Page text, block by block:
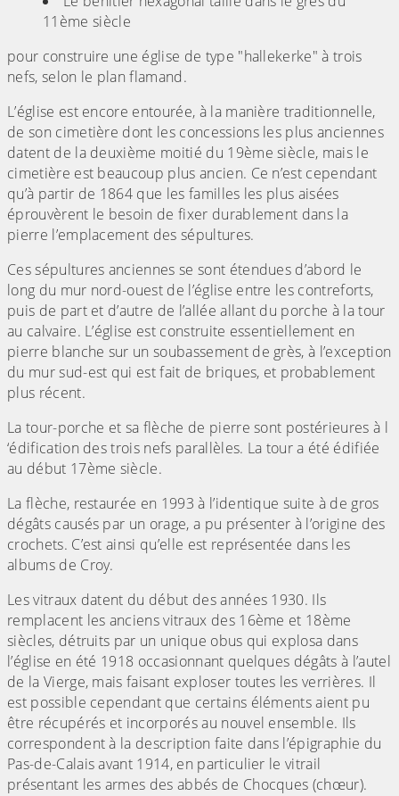
11ème siècle
pour construire une église de type "hallekerke" à trois
nefs, selon le plan flamand.
L’église est encore entourée, à la manière traditionnelle,
de son cimetière dont les concessions les plus anciennes
datent de la deuxième moitié du 19ème siècle, mais le
cimetière est beaucoup plus ancien. Ce n’est cependant
qu’à partir de 1864 que les familles les plus aisées
éprouvèrent le besoin de fixer durablement dans la
pierre l’emplacement des sépultures.
Ces sépultures anciennes se sont étendues d’abord le
long du mur nord-ouest de l’église entre les contreforts,
puis de part et d’autre de l’allée allant du porche à la tour
au calvaire. L’église est construite essentiellement en
pierre blanche sur un soubassement de grès, à l’exception
du mur sud-est qui est fait de briques, et probablement
plus récent.
La tour-porche et sa flèche de pierre sont postérieures à l
‘édification des trois nefs parallèles. La tour a été édifiée
au début 17ème siècle.
La flèche, restaurée en 1993 à l’identique suite à de gros
dégâts causés par un orage, a pu présenter à l’origine des
crochets. C’est ainsi qu’elle est représentée dans les
albums de Croy.
Les vitraux datent du début des années 1930. Ils
remplacent les anciens vitraux des 16ème et 18ème
siècles, détruits par un unique obus qui explosa dans
l’église en été 1918 occasionnant quelques dégâts à l’autel
de la Vierge, mais faisant exploser toutes les verrières. Il
est possible cependant que certains éléments aient pu
être récupérés et incorporés au nouvel ensemble. Ils
correspondent à la description faite dans l’épigraphie du
Pas-de-Calais avant 1914, en particulier le vitrail
présentant les armes des abbés de Chocques (chœur).